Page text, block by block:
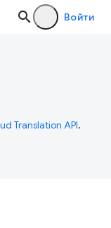
Войти
Translation API.